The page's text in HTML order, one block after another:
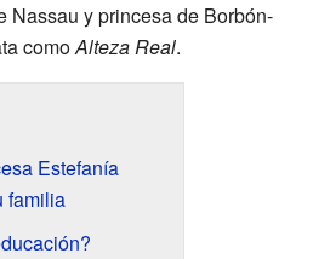
Nassau y princesa de Borbón-
comoAlteza Real.
Estefanía
familia